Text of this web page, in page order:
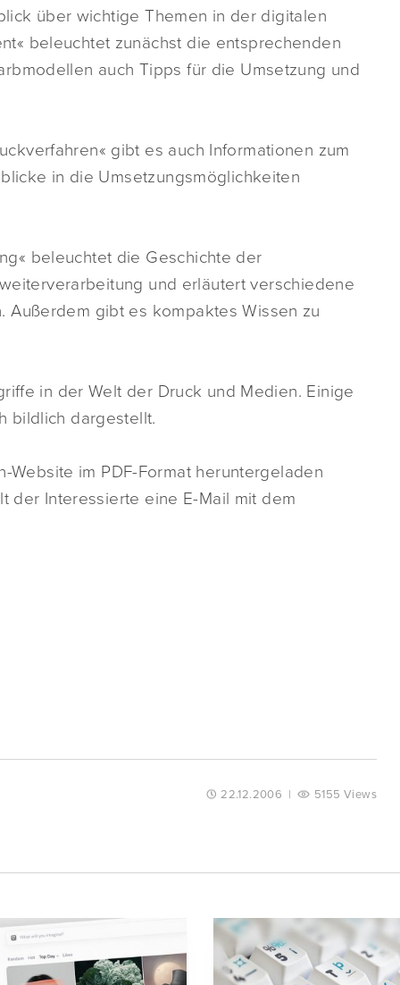
über wichtige Themen in der digitalen
beleuchtet zunächst die entsprechenden
auch Tipps für die Umsetzung und
gibt es auch Informationen zum
in die Umsetzungsmöglichkeiten
beleuchtet die Geschichte der
und erläutert verschiedene
gibt es kompaktes Wissen zu
in der Welt der Druck und Medien. Einige
bildlich dargestellt.
im PDF-Format heruntergeladen
der Interessierte eine E-Mail mit dem
22.12.2006 | 5155 Views